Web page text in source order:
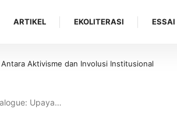
ARTIKEL EKOLITERASI ESSAI
Aktivisme dan Involusi Institusional
Upaya…